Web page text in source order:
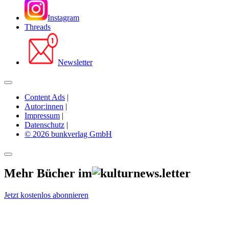
Instagram
Threads
Newsletter
Content Ads |
Autor:innen |
Impressum |
Datenschutz |
© 2026 bunkverlag GmbH
Mehr Bücher im
Jetzt kostenlos abonnieren